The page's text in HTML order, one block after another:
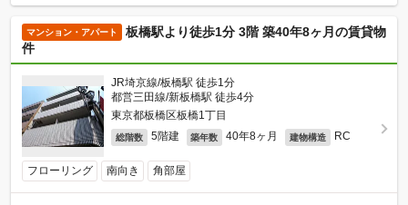
マンション・アパート
板橋駅より徒歩1分 3階 築40年8ヶ月の賃貸物
件
JR埼京線/板橋駅 徒歩1分
都営三田線/新板橋駅 徒歩4分
東京都板橋区板橋1丁目
総階数 5階建 築年数 40年8ヶ月 建物構造 RC
フローリング 南向き 角部屋